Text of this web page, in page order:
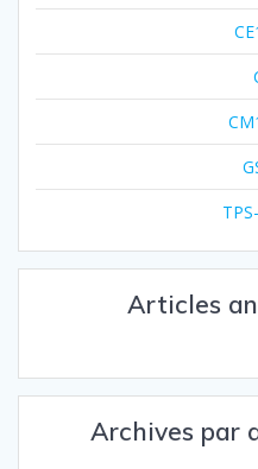
Articles
Archives par